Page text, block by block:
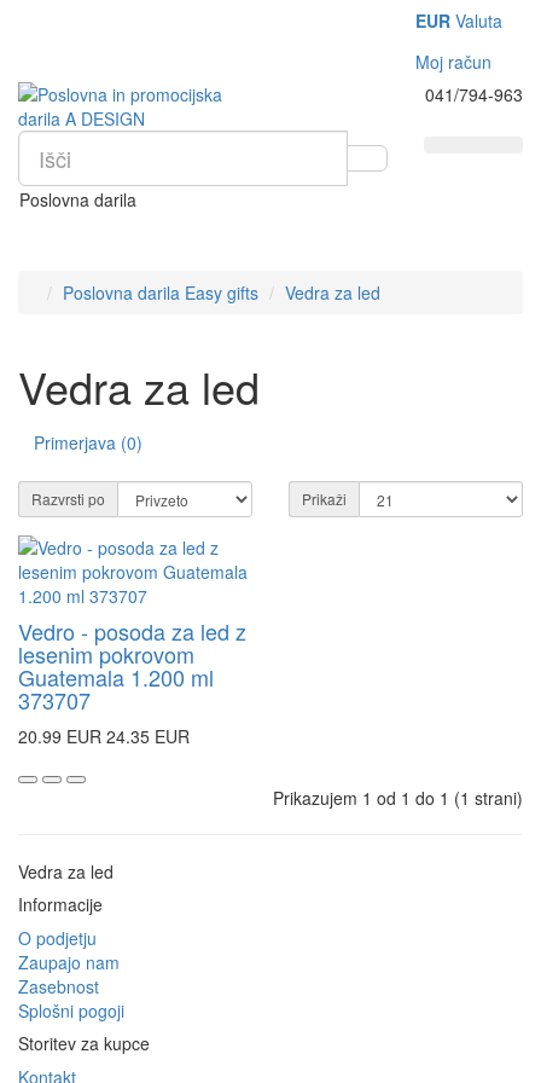
EUR Valuta
Moj račun
041/794-963
Poslovna darila
Poslovna darila Easy gifts Vedra za led
Vedra za led
Primerjava (0)
Razvrsti po Prikaži
Vedro - posoda za led z
lesenim pokrovom
Guatemala 1.200 ml
373707
20.99 EUR 24.35 EUR
Prikazujem 1 od 1 do 1 (1 strani)
Vedra za led
Informacije
O podjetju
Zaupajo nam
Zasebnost
Splošni pogoji
Storitev za kupce
Kontakt